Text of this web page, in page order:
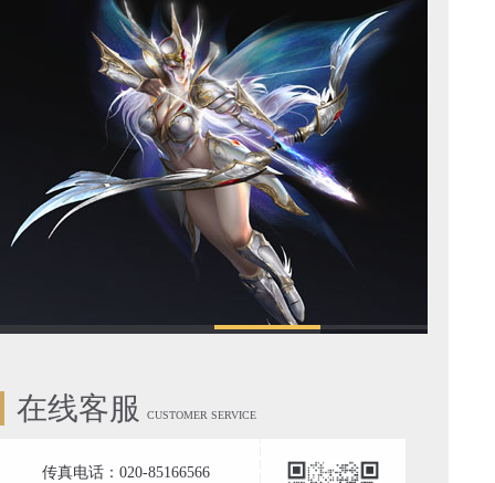
在线客服 CUSTOMER SERVICE
传真电话：020-85166566